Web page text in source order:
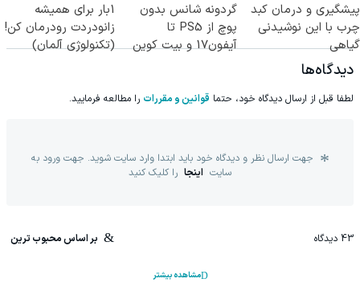
پیشگیری و درمان کبد
چرب با این نوشیدنی
گیاهی
گردونه شانس بدون
پوچ از PS5 تا
آیفون17 و بیت کوین
1بار برای همیشه
زانودردت رودرمان کن!
(تکنولوژی آلمان)
دیدگاه‌ها
لطفا قبل از ارسال دیدگاه خود، حتما قوانین و مقررات را مطالعه فرمایید.
جهت ارسال نظر و دیدگاه خود باید ابتدا وارد سایت شوید. جهت ورود به
سایت اینجا را کلیک کنید
43 دیدگاه بر اساس محبوب ترین
مشاهده بیشتر